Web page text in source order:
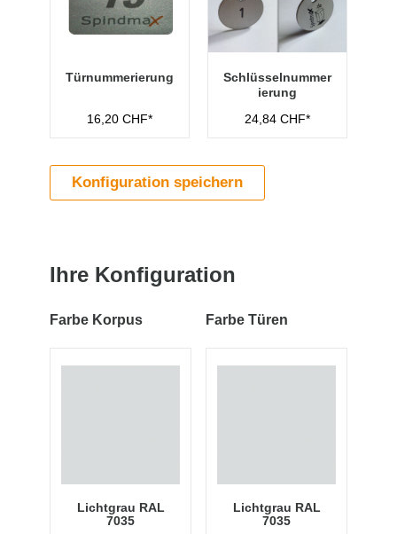
Türnummerierung
16,20 CHF*
Schlüsselnummer
ierung
24,84 CHF*
Konfiguration speichern
Ihre Konfiguration
Farbe Korpus
Lichtgrau RAL
7035
Farbe Türen
Lichtgrau RAL
7035